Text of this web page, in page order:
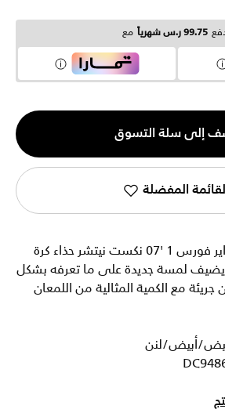
99.75 ر.س شهرياً مع
إلى سلة التسوق
المفضلة
يستمر التألق مع حذاء اير فورس 1 '07 نكست نيتشر حذاء كرة
يضيف لمسة جديدة على ما تعرفه بشكل
مع الكمية المثالية من اللمعان
أبيض/لنن